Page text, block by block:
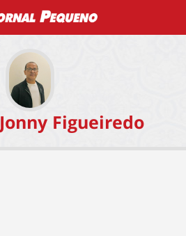
Jonny Figueiredo